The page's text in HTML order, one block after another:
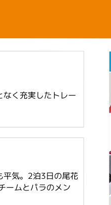
く充実したトレー
平気。2泊3日の尾花
ームとパラのメン